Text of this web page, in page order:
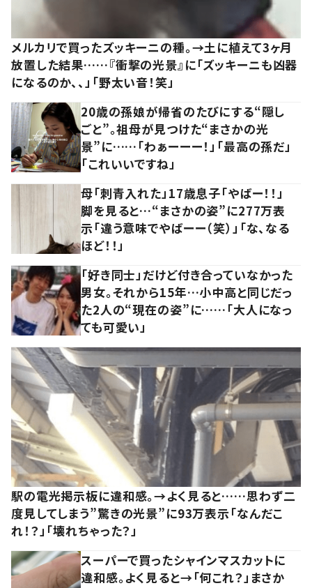
メルカリで買ったズッキーニの種。→土に植えて3ヶ月
放置した結果……『衝撃の光景』に「ズッキーニも凶器
になるのか、、」「野太い音！笑」
20歳の孫娘が帰省のたびにする“隠し
ごと”。祖母が見つけた“まさかの光
景”に……「わぁーーー！」「最高の孫だ」
「これいいですね」
母「刺青入れた」17歳息子「やばー！！」
脚を見ると…“まさかの姿”に277万表
示「違う意味でやばーー（笑）」「な、なる
ほど！！」
「好き同士」だけど付き合っていなかった
男女。それから15年…小中高と同じだっ
た2人の“現在の姿”に……「大人になっ
ても可愛い」
駅の電光掲示板に違和感。→よく見ると……思わず二
度見してしまう”驚きの光景”に93万表示「なんだこ
れ！？」「壊れちゃった？」
スーパーで買ったシャインマスカットに
違和感。よく見ると→「何これ？」まさか